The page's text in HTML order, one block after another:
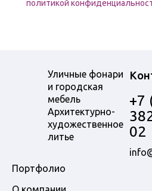
политикой
Уличные фонари
и городская
мебель
Архитектурно-
художественное
литье
Портфолио
+7
02